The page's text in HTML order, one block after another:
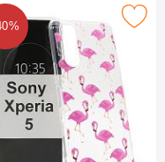
5 suosikiksi
tPU-Designkotelo